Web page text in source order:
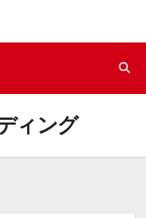
ィング